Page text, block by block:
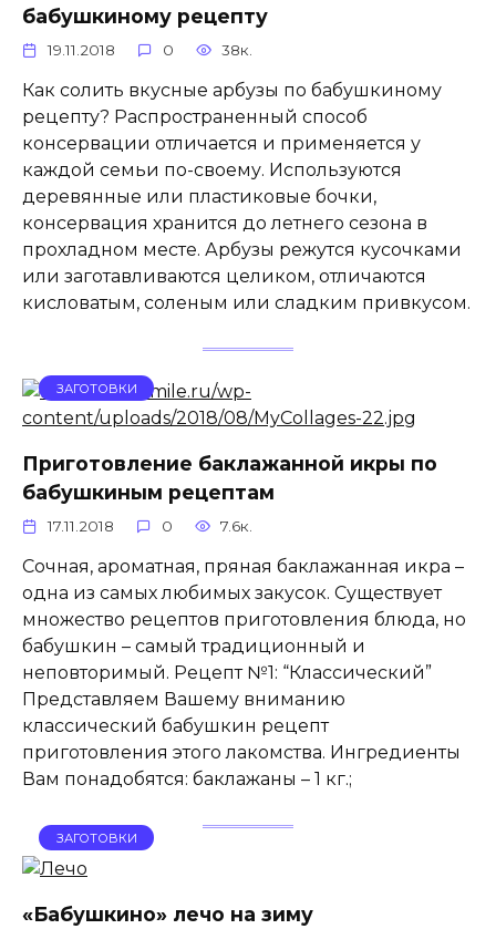
бабушкиному рецепту
19.11.2018 0 38к.
Как солить вкусные арбузы по бабушкиному
рецепту? Распространенный способ
консервации отличается и применяется у
каждой семьи по-своему. Используются
деревянные или пластиковые бочки,
консервация хранится до летнего сезона в
прохладном месте. Арбузы режутся кусочками
или заготавливаются целиком, отличаются
кисловатым, соленым или сладким привкусом.
ЗАГОТОВКИ
Приготовление баклажанной икры по
бабушкиным рецептам
17.11.2018 0 7.6к.
Сочная, ароматная, пряная баклажанная икра –
одна из самых любимых закусок. Существует
множество рецептов приготовления блюда, но
бабушкин – самый традиционный и
неповторимый. Рецепт №1: “Классический”
Представляем Вашему вниманию
классический бабушкин рецепт
приготовления этого лакомства. Ингредиенты
Вам понадобятся: баклажаны – 1 кг.;
ЗАГОТОВКИ
«Бабушкино» лечо на зиму